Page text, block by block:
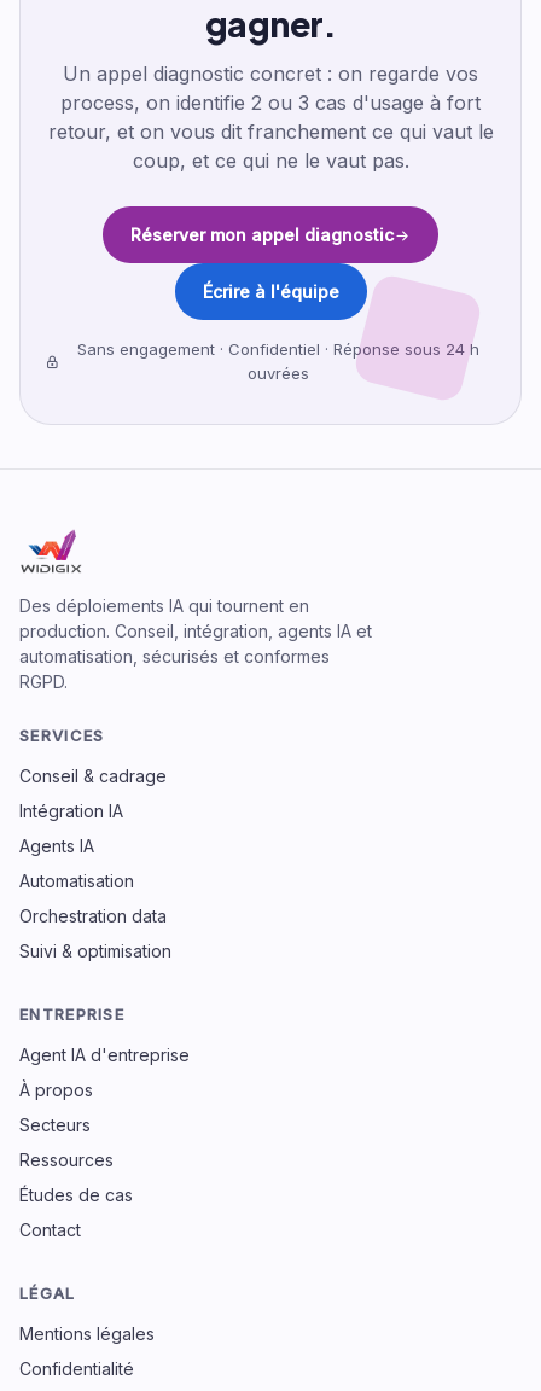
gagner.
Un appel diagnostic concret : on regarde vos
process, on identifie 2 ou 3 cas d'usage à fort
retour, et on vous dit franchement ce qui vaut le
coup, et ce qui ne le vaut pas.
Réserver mon appel diagnostic
Écrire à l'équipe
Sans engagement · Confidentiel · Réponse sous 24 h
ouvrées
Des déploiements IA qui tournent en
production. Conseil, intégration, agents IA et
automatisation, sécurisés et conformes
RGPD.
SERVICES
Conseil & cadrage
Intégration IA
Agents IA
Automatisation
Orchestration data
Suivi & optimisation
ENTREPRISE
Agent IA d'entreprise
À propos
Secteurs
Ressources
Études de cas
Contact
LÉGAL
Mentions légales
Confidentialité